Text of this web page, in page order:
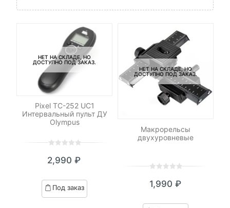
НЕТ НА СКЛАДЕ, НО
ДОСТУПНО ПОД ЗАКАЗ.
Pixel TC-252 UC1
Интервальный пульт ДУ
Olympus
out
based
on
2,990 ₽
Под заказ
НЕТ НА СКЛАДЕ, НО
ДОСТУПНО ПОД ЗАКАЗ.
Макрорельсы
двухуровневые
out
based
1,990 ₽